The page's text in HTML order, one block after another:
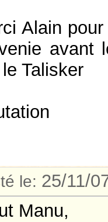
Alain
avant
Talisker
le: 25/11/
Manu,